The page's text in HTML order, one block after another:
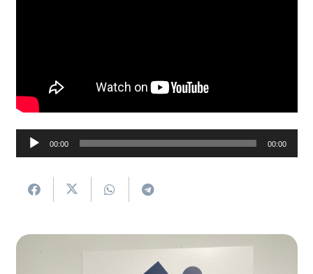
Soinu
erreproduzigailua
00:00 00:00